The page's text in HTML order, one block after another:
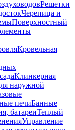
Решетки
Черепица и
Поверхностный
Кровельная
Клинкерная
наружной
печиБанные
батареиТеплый
Управление